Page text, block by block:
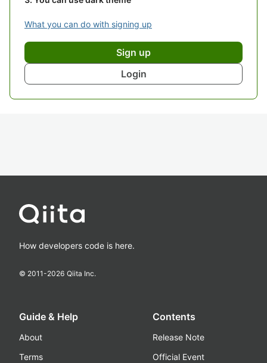
What you can do with signing up
Sign up
Login
How developers code is here.
© 2011-2026 Qiita Inc.
Guide & Help
About
Terms
Contents
Release Note
Official Event